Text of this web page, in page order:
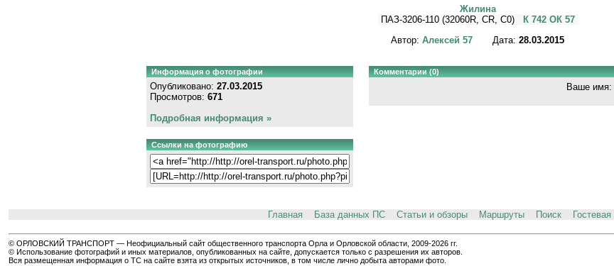
Жилина
ПАЗ-3206-110 (32060R, CR, C0)
К 742 ОК 57
Автор: Алексей 57 Дата: 28.03.2015
Информация о фотографии
Опубликовано: 27.03.2015
Просмотров: 671
Подробная информация »
Ссылки на фотографию
Комментарии (0)
Ваше имя:
Главная База данных ПС Статьи и обзоры Маршруты Поиск Гостевая
© ОРЛОВСКИЙ ТРАНСПОРТ — Неофициальный сайт общественного транспорта Орла и Орловской области, 2009-2026 гг.
© Использование фотографий и иных материалов, опубликованных на сайте, допускается только с разрешения их авторов.
Вся размещенная информация о ТС на сайте взята из открытых источников, в том числе лично добыта авторами фото.